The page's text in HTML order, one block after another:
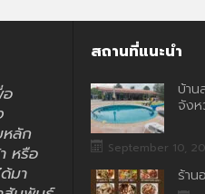
หลัก
หรือ
มา
สถานที่แนะนำ
บ้าน
จังห
September 10,
ร้าน